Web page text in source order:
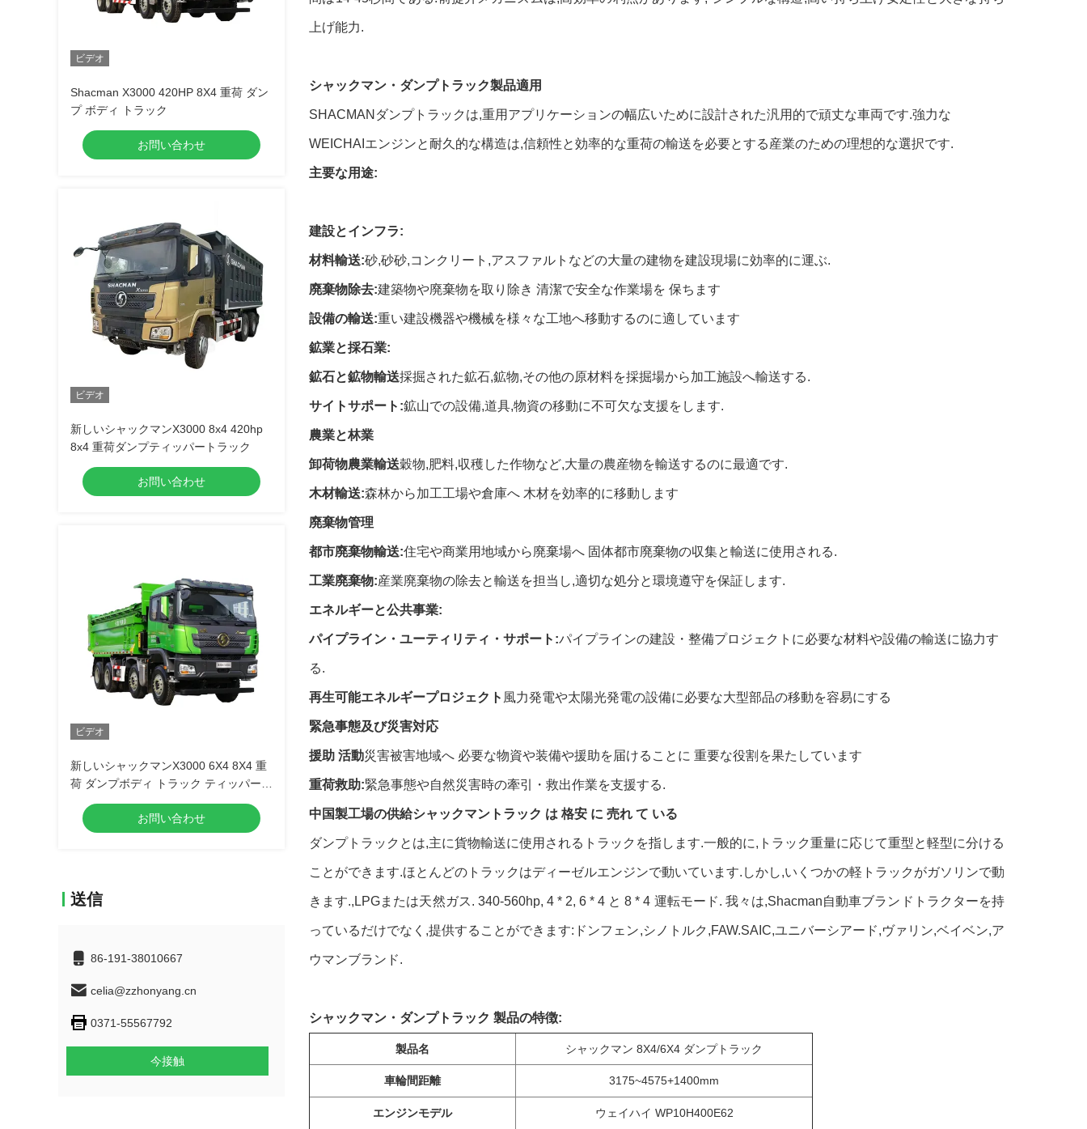
ビデオ
Shacman X3000 420HP 8X4 重荷 ダン
プ ボディ トラック
お問い合わせ
ビデオ
新しいシャックマンX3000 8x4 420hp
8x4 重荷ダンプティッパートラック
お問い合わせ
ビデオ
新しいシャックマンX3000 6X4 8X4 重
荷 ダンプボディ トラック ティッパート
ラック
お問い合わせ
送信
86-191-38010667
celia@zzhonyang.cn
0371-55567792
今接触
上げ能力.
シャックマン・ダンプトラック製品適用
SHACMANダンプトラックは,重用アプリケーションの幅広いために設計された汎用的で頑丈な車両です.強力な
WEICHAIエンジンと耐久的な構造は,信頼性と効率的な重荷の輸送を必要とする産業のための理想的な選択です.
主要な用途:
建設とインフラ:
材料輸送:砂,砂砂,コンクリート,アスファルトなどの大量の建物を建設現場に効率的に運ぶ.
廃棄物除去:建築物や廃棄物を取り除き 清潔で安全な作業場を 保ちます
設備の輸送:重い建設機器や機械を様々な工地へ移動するのに適しています
鉱業と採石業:
鉱石と鉱物輸送採掘された鉱石,鉱物,その他の原材料を採掘場から加工施設へ輸送する.
サイトサポート:鉱山での設備,道具,物資の移動に不可欠な支援をします.
農業と林業
卸荷物農業輸送穀物,肥料,収穫した作物など,大量の農産物を輸送するのに最適です.
木材輸送:森林から加工工場や倉庫へ 木材を効率的に移動します
廃棄物管理
都市廃棄物輸送:住宅や商業用地域から廃棄場へ 固体都市廃棄物の収集と輸送に使用される.
工業廃棄物:産業廃棄物の除去と輸送を担当し,適切な処分と環境遵守を保証します.
エネルギーと公共事業:
パイプライン・ユーティリティ・サポート:パイプラインの建設・整備プロジェクトに必要な材料や設備の輸送に協力す
る.
再生可能エネルギープロジェクト 風力発電や太陽光発電の設備に必要な大型部品の移動を容易にする
緊急事態及び災害対応
援助 活動災害被害地域へ 必要な物資や装備や援助を届けることに 重要な役割を果たしています
重荷救助:緊急事態や自然災害時の牽引・救出作業を支援する.
中国製工場の供給シャックマン トラック は 格安 に 売れ て いる
ダンプトラックとは,主に貨物輸送に使用されるトラックを指します.一般的に,トラック重量に応じて重型と軽型に分ける
ことができます.ほとんどのトラックはディーゼルエンジンで動いています.しかし,いくつかの軽トラックがガソリンで動
きます.,LPGまたは天然ガス. 340-560hp, 4 * 2, 6 * 4 と 8 * 4 運転モード. 我々は,Shacman自動車ブランドトラクターを持
っているだけでなく,提供することができます:ドンフェン,シノトルク,FAW.SAIC,ユニバーシアード,ヴァリン,ベイベン,ア
ウマンブランド.
シャックマン・ダンプトラック 製品の特徴:
製品名 シャックマン 8X4/6X4 ダンプトラック
車輪間距離 3175~4575+1400mm
エンジンモデル ウェイハイ WP10H400E62